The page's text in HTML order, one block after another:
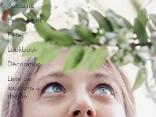
Actualité
Evénement
Fête
Lookbook
Décoration
Liste de
locations à
thème